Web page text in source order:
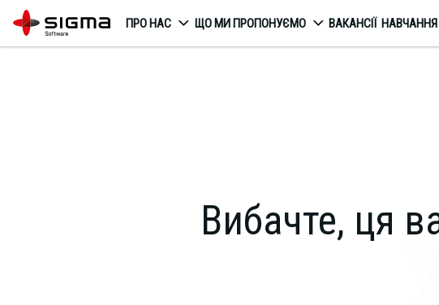
ПРО НАС ЩО МИ ПРОПОНУЄМО ВАКАНСІЇ НАВЧАННЯ
Вибачте, ця